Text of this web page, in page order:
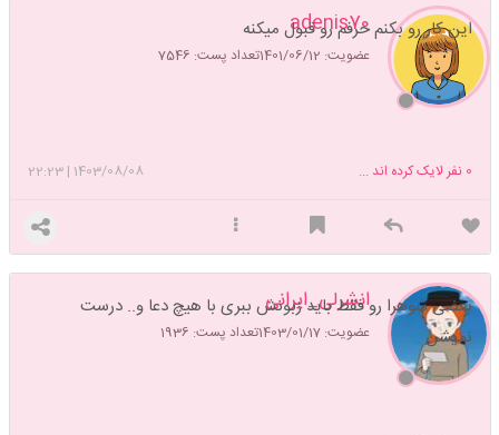
adenis70
عضویت: 1401/06/12 تعداد پست: 7546
این کار رو بکنم حرفم رو قبول میکنه
1403/08/08
|
22:23 0 نفر لایک کرده اند ...
انشرلی_ایرانی
عضویت: 1403/01/17 تعداد پست: 1936
بعضی شوهرا رو فقط باید زبونش ببری با هیچ دعا و.. درست
نمیشن